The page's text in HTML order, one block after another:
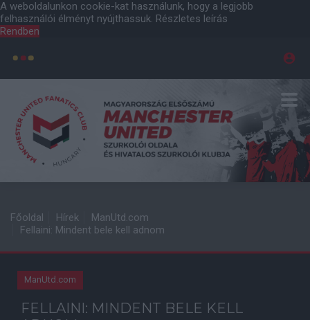
A weboldalunkon cookie-kat használunk, hogy a legjobb
felhasználói élményt nyújthassuk. Részletes leírás
Rendben
Főoldal Hírek
ManUtd.com
Fellaini: Mindent bele kell adnom
ManUtd.com
FELLAINI: MINDENT BELE KELL